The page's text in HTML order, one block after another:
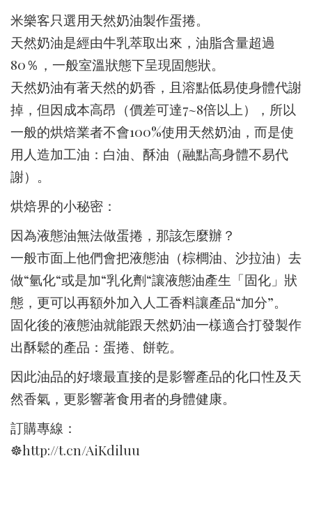
米樂客只選用天然奶油製作蛋捲。
天然奶油是經由牛乳萃取出來，油脂含量超過
80％，一般室溫狀態下呈現固態狀。
天然奶油有著天然的奶香，且溶點低易使身體代謝
掉，但因成本高昂（價差可達7~8倍以上），所以
一般的烘焙業者不會100%使用天然奶油，而是使
用人造加工油：白油、酥油（融點高身體不易代
謝）。
烘焙界的小秘密：
因為液態油無法做蛋捲，那該怎麼辦？
一般市面上他們會把液態油（棕櫚油、沙拉油）去
做“氫化“或是加“乳化劑“讓液態油產生「固化」狀
態，更可以再額外加入人工香料讓產品“加分”。
固化後的液態油就能跟天然奶油一樣適合打發製作
出酥鬆的產品：蛋捲、餅乾。
因此油品的好壞最直接的是影響產品的化口性及天
然香氣，更影響著食用者的身體健康。
訂購專線：
☸http://t.cn/AiKdiluu